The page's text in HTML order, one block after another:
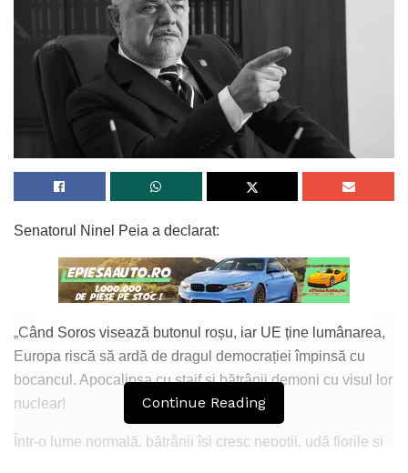
Senatorul Ninel Peia a declarat:
„Când Soros visează butonul roșu, iar UE ține lumânarea,
Europa riscă să ardă de dragul democrației împinsă cu
bocancul. Apocalipsa cu ștaif și bătrânii demoni cu visul lor
nuclear!
Într-o lume normală, bătrânii își cresc nepoții, udă florile și
Continue Reading